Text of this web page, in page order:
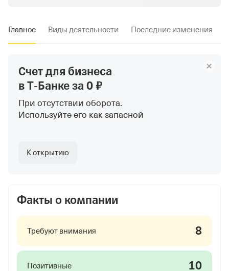
Главное Виды деятельности Последние изменения
Счет для бизнеса
в Т‑Банкеза 0 ₽
При отсутствии оборота.
Используйте его как запасной
К открытию
Факты о компании
Требуют внимания 8
Позитивные 10